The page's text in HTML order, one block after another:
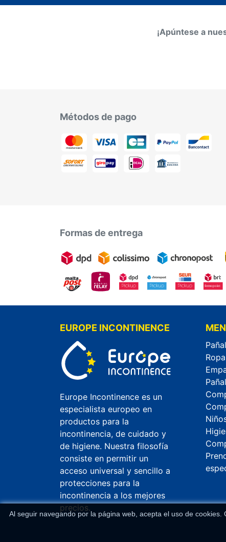
¡Apúntese a
Métodos de pago
Formas de entrega
EUROPE INCONTINENCE
Europe Incontinence es un
especialista europeo en
productos para la
incontinencia, de cuidado y
de higiene. Nuestra filosofía
consiste en permitir un
acceso universal y sencillo a
protecciones para la
incontinencia a los mejores
precios.
Pañal
Al seguir navegando por la página web, acepta el uso de